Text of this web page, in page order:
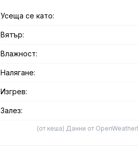
Усеща се като:
Вятър:
Влажност:
Налягане:
Изгрев:
Залез:
(от кеша) Данни от